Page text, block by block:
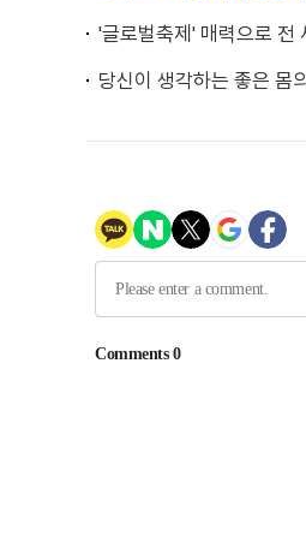
'글로벌축제' 매력으로 전
당신이 생각하는 좋은 몸